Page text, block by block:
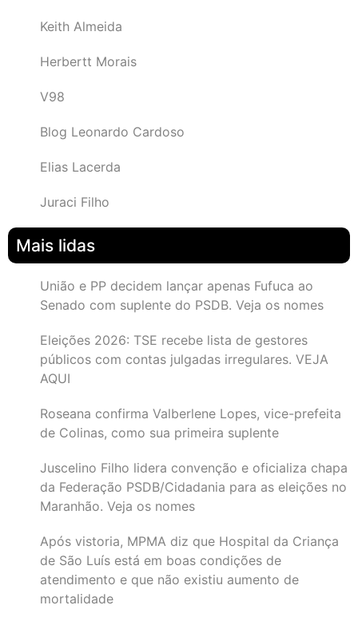
Keith Almeida
Herbertt Morais
V98
Blog Leonardo Cardoso
Elias Lacerda
Juraci Filho
Mais lidas
União e PP decidem lançar apenas Fufuca ao
Senado com suplente do PSDB. Veja os nomes
Eleições 2026: TSE recebe lista de gestores
públicos com contas julgadas irregulares. VEJA
AQUI
Roseana confirma Valberlene Lopes, vice-prefeita
de Colinas, como sua primeira suplente
Juscelino Filho lidera convenção e oficializa chapa
da Federação PSDB/Cidadania para as eleições no
Maranhão. Veja os nomes
Após vistoria, MPMA diz que Hospital da Criança
de São Luís está em boas condições de
atendimento e que não existiu aumento de
mortalidade